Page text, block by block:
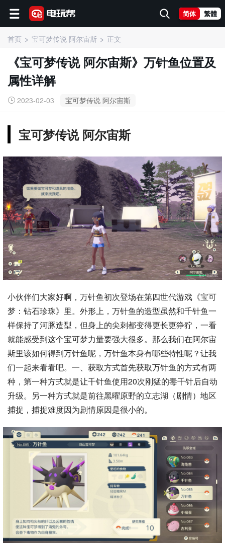
简体 繁體
首页 宝可梦传说 阿尔宙斯 正文
《宝可梦传说 阿尔宙斯》万针鱼位置及
属性详解
2023-02-03 宝可梦传说 阿尔宙斯
宝可梦传说 阿尔宙斯
小伙伴们大家好啊，万针鱼初次登场在第四世代游戏《宝可
梦：钻石珍珠》里。外形上，万针鱼的造型虽然和千针鱼一
样保持了河豚造型，但身上的尖刺都变得更长更狰狞，一看
就能感受到这个宝可梦力量要强大很多。那么我们在阿尔宙
斯里该如何得到万针鱼呢，万针鱼本身有哪些特性呢？让我
们一起来看看吧。一、获取方式首先获取万针鱼的方式有两
种，第一种方式就是让千针鱼使用20次刚猛的毒千针后自动
升级。另一种方式就是前往黑曜原野的立志湖（剧情）地区
捕捉，捕捉难度因为剧情原因是很小的。